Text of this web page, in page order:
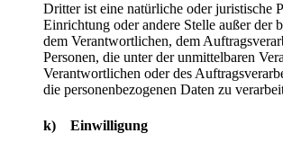
Dritter ist eine natürliche oder juristische
Einrichtung oder andere Stelle außer der
dem Verantwortlichen, dem
Personen, die unter der unmittelbaren
Verantwortlichen oder des
die personenbezogenen Daten zu
k) Einwilligung